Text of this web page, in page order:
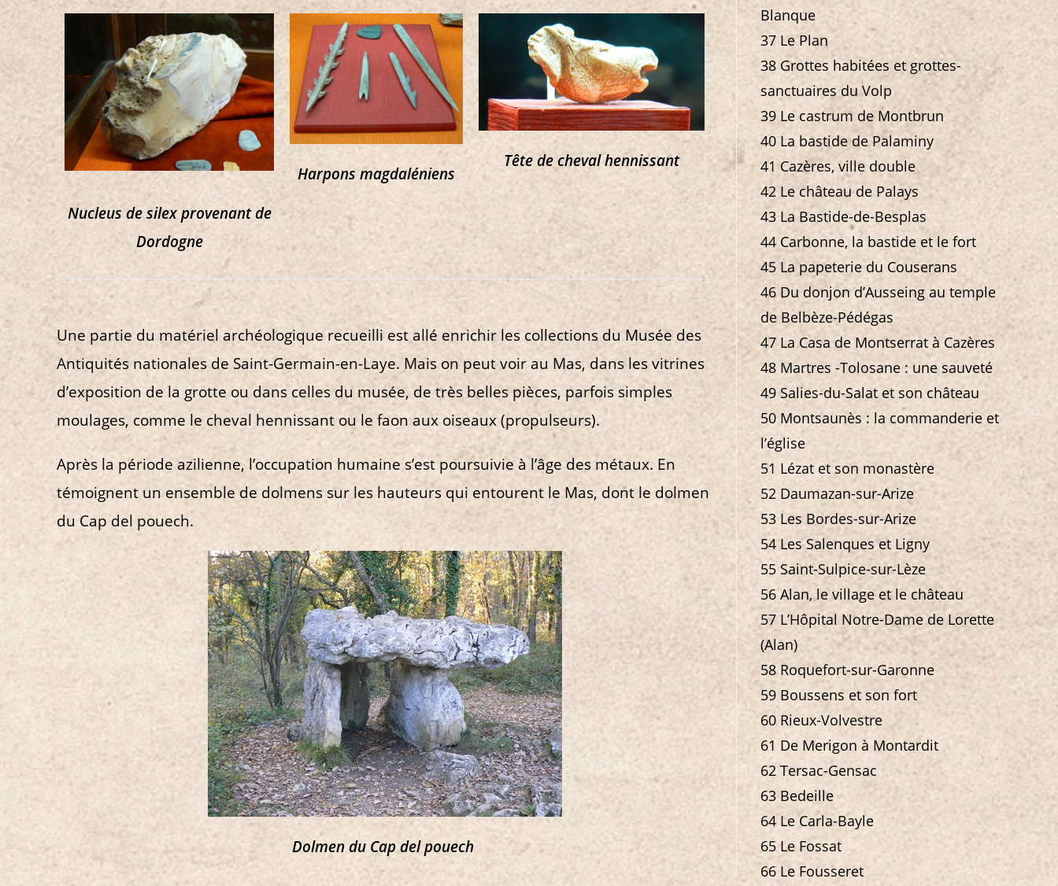
Nucleus de silex provenant de
Dordogne
Harpons magdaléniens
Tête de cheval hennissant
Une partie du matériel archéologique recueilli est allé enrichir les collections du Musée des
Antiquités nationales de Saint-Germain-en-Laye. Mais on peut voir au Mas, dans les vitrines
d’exposition de la grotte ou dans celles du musée, de très belles pièces, parfois simples
moulages, comme le cheval hennissant ou le faon aux oiseaux (propulseurs).
Après la période azilienne, l’occupation humaine s’est poursuivie à l’âge des métaux. En
témoignent un ensemble de dolmens sur les hauteurs qui entourent le Mas, dont le dolmen
du Cap del pouech.
Dolmen du Cap del pouech
Blanque
37 Le Plan
38 Grottes habitées et grottes-
sanctuaires du Volp
39 Le castrum de Montbrun
40 La bastide de Palaminy
41 Cazères, ville double
42 Le château de Palays
43 La Bastide-de-Besplas
44 Carbonne, la bastide et le fort
45 La papeterie du Couserans
46 Du donjon d’Ausseing au temple
de Belbèze-Pédégas
47 La Casa de Montserrat à Cazères
48 Martres -Tolosane : une sauveté
49 Salies-du-Salat et son château
50 Montsaunès : la commanderie et
l’église
51 Lézat et son monastère
52 Daumazan-sur-Arize
53 Les Bordes-sur-Arize
54 Les Salenques et Ligny
55 Saint-Sulpice-sur-Lèze
56 Alan, le village et le château
57 L’Hôpital Notre-Dame de Lorette
(Alan)
58 Roquefort-sur-Garonne
59 Boussens et son fort
60 Rieux-Volvestre
61 De Merigon à Montardit
62 Tersac-Gensac
63 Bedeille
64 Le Carla-Bayle
65 Le Fossat
66 Le Fousseret